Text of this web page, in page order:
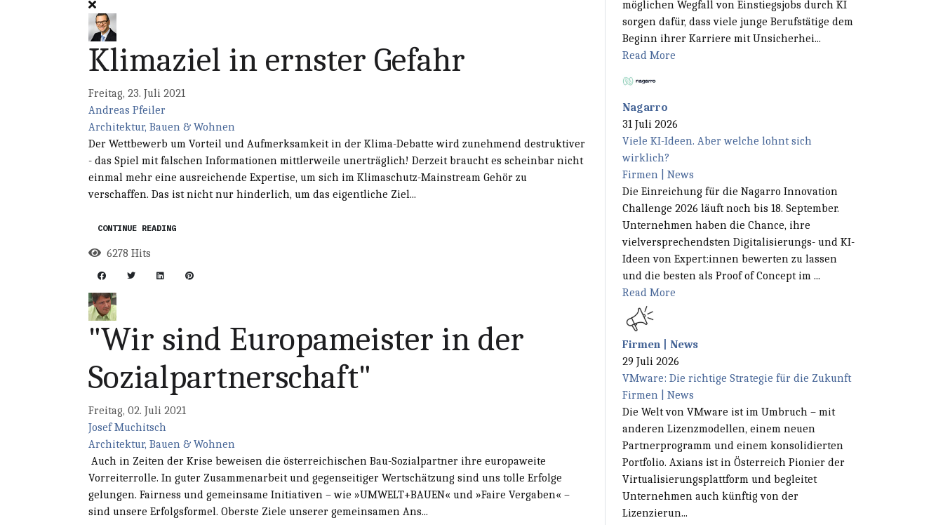
Klimaziel in ernster Gefahr
Freitag, 23. Juli 2021
Andreas Pfeiler
Architektur, Bauen & Wohnen
Der Wettbewerb um Vorteil und Aufmerksamkeit in der Klima-Debatte wird zunehmend destruktiver
- das Spiel mit falschen Informationen mittlerweile unerträglich! Derzeit braucht es scheinbar nicht
einmal mehr eine ausreichende Expertise, um sich im Klimaschutz-Mainstream Gehör zu
verschaffen. Das ist nicht nur hinderlich, um das eigentliche Ziel...
CONTINUE READING
6278 Hits
"Wir sind Europameister in der
Sozialpartnerschaft"
Freitag, 02. Juli 2021
Josef Muchitsch
Architektur, Bauen & Wohnen
Auch in Zeiten der Krise beweisen die österreichischen Bau-Sozialpartner ihre europaweite
Vorreiterrolle. In guter Zusammenarbeit und gegenseitiger Wertschätzung sind uns tolle Erfolge
gelungen. Fairness und gemeinsame Initiativen – wie »UMWELT+BAUEN« und »Faire Vergaben« –
sind unsere Erfolgsformel. Oberste Ziele unserer gemeinsamen Ans...
möglichen Wegfall von Einstiegsjobs durch KI
sorgen dafür, dass viele junge Berufstätige dem
Beginn ihrer Karriere mit Unsicherhei...
Read More
Nagarro
31 Juli 2026
Viele KI-Ideen. Aber welche lohnt sich
wirklich?
Firmen | News
Die Einreichung für die Nagarro Innovation
Challenge 2026 läuft noch bis 18. September.
Unternehmen haben die Chance, ihre
vielversprechendsten Digitalisierungs- und KI-
Ideen von Expert:innen bewerten zu lassen
und die besten als Proof of Concept im ...
Read More
Firmen | News
29 Juli 2026
VMware: Die richtige Strategie für die Zukunft
Firmen | News
Die Welt von VMware ist im Umbruch – mit
anderen Lizenzmodellen, einem neuen
Partnerprogramm und einem konsolidierten
Portfolio. Axians ist in Österreich Pionier der
Virtualisierungsplattform und begleitet
Unternehmen auch künftig von der
Lizenzierun...